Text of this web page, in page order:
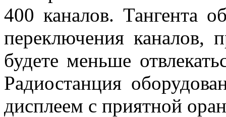
400 каналов. Тангента
переключения каналов,
будете меньше
Радиостанция
дисплеем с приятной